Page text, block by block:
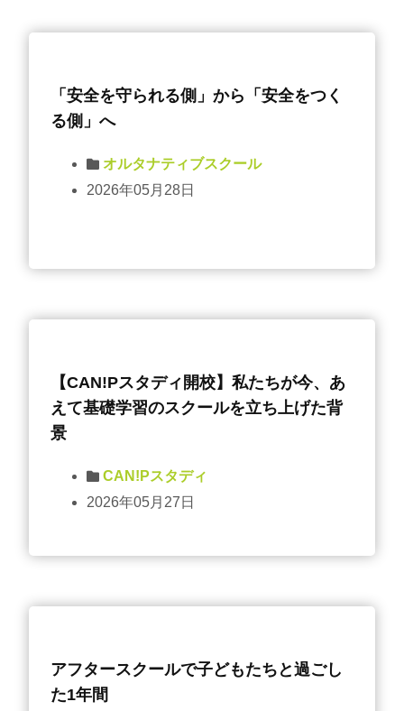
「安全を守られる側」から「安全をつく
る側」へ
オルタナティブスクール
2026年05月28日
【CAN!Pスタディ開校】私たちが今、あ
えて基礎学習のスクールを立ち上げた背
景
CAN!Pスタディ
2026年05月27日
アフタースクールで子どもたちと過ごし
た1年間